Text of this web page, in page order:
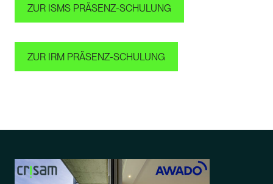
ZUR ISMS PRÄSENZ-SCHULUNG
ZUR IRM PRÄSENZ-SCHULUNG